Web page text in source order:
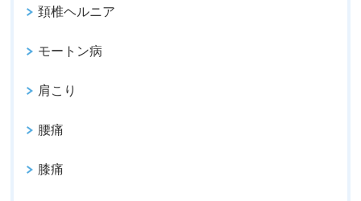
頚椎ヘルニア
モートン病
肩こり
腰痛
膝痛